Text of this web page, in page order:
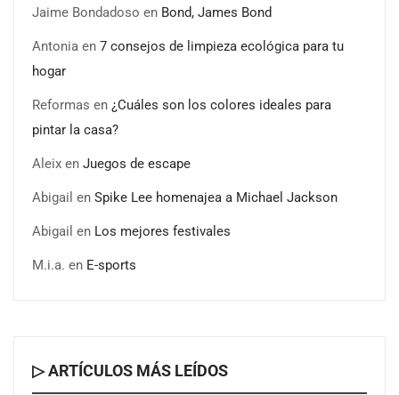
Jaime Bondadoso en Bond, James Bond
Antonia en 7 consejos de limpieza ecológica para tu
hogar
Reformas en ¿Cuáles son los colores ideales para
pintar la casa?
Aleix en Juegos de escape
Abigail en Spike Lee homenajea a Michael Jackson
Abigail en Los mejores festivales
M.i.a. en E-sports
▷ ARTÍCULOS MÁS LEÍDOS